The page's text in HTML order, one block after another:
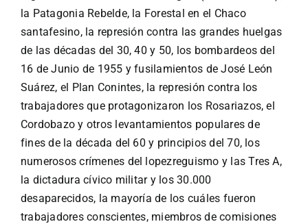
la Patagonia Rebelde, la Forestal en el Chaco
santafesino, la represión contra las grandes huelgas
de las décadas del 30, 40 y 50, los bombardeos del
16 de Junio de 1955 y fusilamientos de José León
Suárez, el Plan Conintes, la represión contra los
trabajadores que protagonizaron los Rosariazos, el
Cordobazo y otros levantamientos populares de
fines de la década del 60 y principios del 70, los
numerosos crímenes del lopezreguismo y las Tres A,
la dictadura cívico militar y los 30.000
desaparecidos, la mayoría de los cuáles fueron
trabajadores conscientes, miembros de comisiones